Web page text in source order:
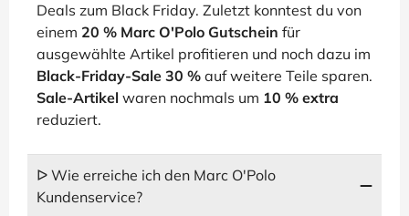
Deals zum Black Friday. Zuletzt konntest du von
einem 20 % Marc O'Polo Gutschein für
ausgewählte Artikel profitieren und noch dazu im
Black-Friday-Sale 30 % auf weitere Teile sparen.
Sale-Artikel waren nochmals um 10 % extra
reduziert.
ᐅ Wie erreiche ich den Marc O'Polo
Kundenservice?